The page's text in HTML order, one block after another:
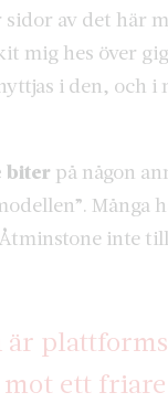
av det här
mig hes över
i den, och i
biter på någon
Åtminstone inte
är
ett friare